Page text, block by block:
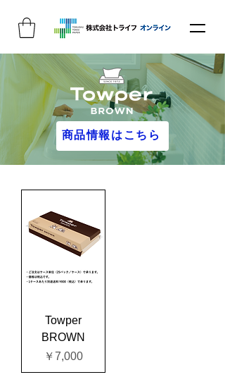
商品情報はこちら
Towper
BROWN
価格
￥7,000